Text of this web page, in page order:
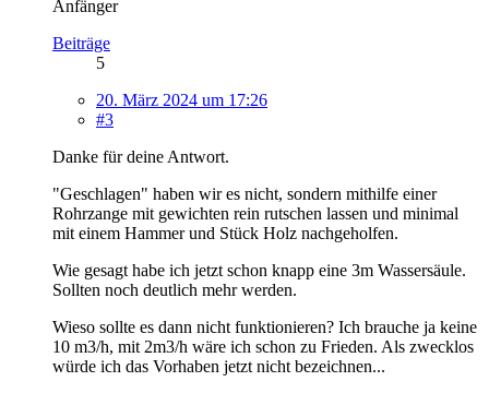
Anfänger
Beiträge
5
20. März 2024 um 17:26
#3
Danke für deine Antwort.
"Geschlagen" haben wir es nicht, sondern mithilfe einer
Rohrzange mit gewichten rein rutschen lassen und minimal
mit einem Hammer und Stück Holz nachgeholfen.
Wie gesagt habe ich jetzt schon knapp eine 3m Wassersäule.
Sollten noch deutlich mehr werden.
Wieso sollte es dann nicht funktionieren? Ich brauche ja keine
10 m3/h, mit 2m3/h wäre ich schon zu Frieden. Als zwecklos
würde ich das Vorhaben jetzt nicht bezeichnen...